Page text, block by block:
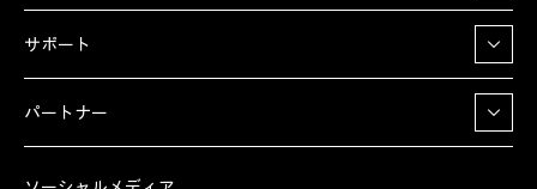
サポート
パートナー